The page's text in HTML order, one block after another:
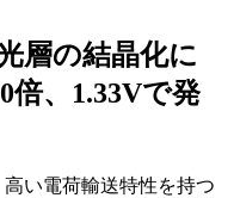
層の結晶化に
、1.33Vで発
い電荷輸送特性を持つ